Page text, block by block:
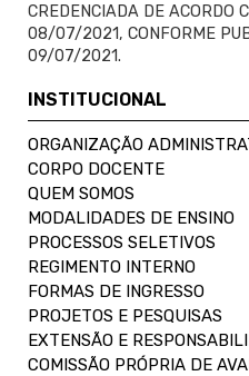
CREDENCIADA DE ACORDO
08/07/2021, CONFORME
09/07/2021.
INSTITUCIONAL
ORGANIZAÇÃO
CORPO DOCENTE
QUEM SOMOS
MODALIDADES DE ENSINO
PROCESSOS SELETIVOS
REGIMENTO INTERNO
FORMAS DE INGRESSO
PROJETOS E PESQUISAS
EXTENSÃO E
COMISSÃO PRÓPRIA DE